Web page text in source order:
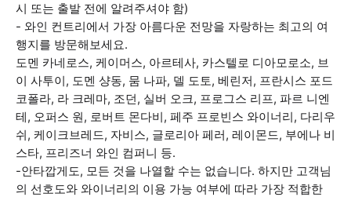
시 또는 출발 전에 알려주셔야 함)
- 와인 컨트리에서 가장 아름다운 전망을 자랑하는 최고의 여
행지를 방문해보세요.
도멘 카네로스, 케이머스, 아르테사, 카스텔로 디아모로소, 브
이 사투이, 도멘 샹동, 뭄 나파, 델 도토, 베린저, 프란시스 포드
코폴라, 라 크레마, 조던, 실버 오크, 프로그스 리프, 파르 니엔
테, 오퍼스 원, 로버트 몬다비, 페주 프로빈스 와이너리, 다리우
쉬, 케이크브레드, 자비스, 글로리아 페러, 레이몬드, 부에나 비
스타, 프리즈너 와인 컴퍼니 등.
-안타깝게도, 모든 것을 나열할 수는 없습니다. 하지만 고객님
의 선호도와 와이너리의 이용 가능 여부에 따라 가장 적합한